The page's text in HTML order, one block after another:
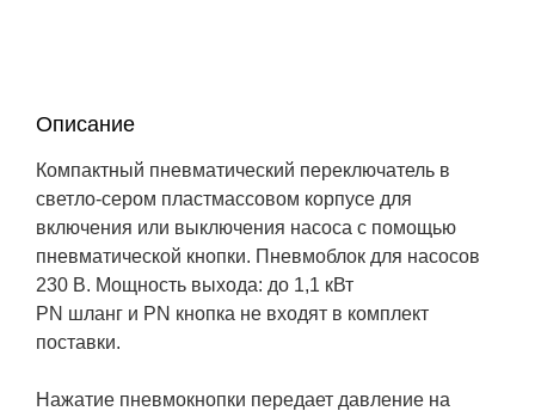
Описание
Компактный пневматический переключатель в
светло-сером пластмассовом корпусе для
включения или выключения насоса с помощью
пневматической кнопки. Пневмоблок для насосов
230 В. Мощность выхода: до 1,1 кВт
PN шланг и PN кнопка не входят в комплект
поставки.
Нажатие пневмокнопки передает давление на